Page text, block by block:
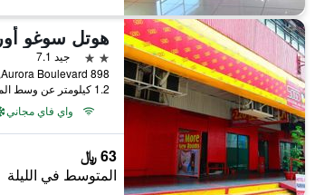
2 نجمتين
جيد 7.1
898 Aurora Boulevard, مانيلا, الفلبين
1.2 كيلومتر عن وسط المدينة
واي فاي مجاني
63 ﷼
المتوسط في الليلة